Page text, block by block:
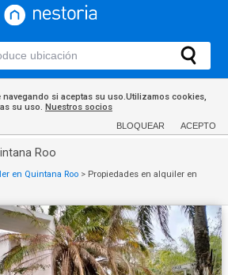
si aceptas su uso.Utilizamos cookies,
su uso. Nuestros socios
BLOQUEAR ACEPTO
Roo
en Quintana Roo > Propiedades en alquiler en